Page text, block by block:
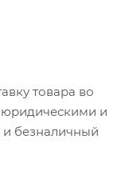
товара во
и
безналичный